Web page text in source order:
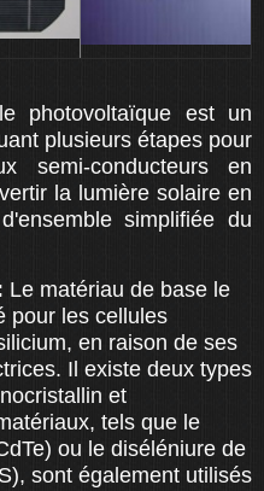
photovoltaïque est un
plusieurs étapes pour
semi-conducteurs en
la lumière solaire en
simplifiée du
Le matériau de base le
pour les cellules
en raison de ses
Il existe deux types
et
tels que le
ou le diséléniure de
sont également utilisés